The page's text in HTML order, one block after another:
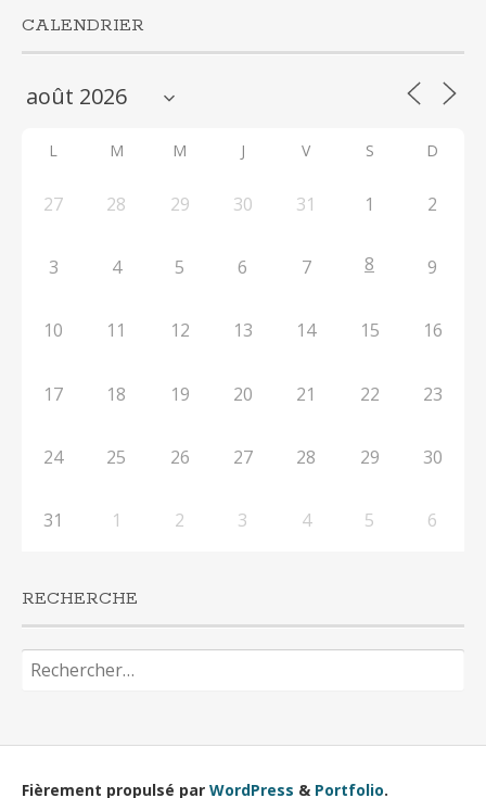
CALENDRIER
L M M J V S D
27 28 29 30 31 1 2
3 4 5 6 7 8 9
10 11 12 13 14 15 16
17 18 19 20 21 22 23
24 25 26 27 28 29 30
31 1 2 3 4 5 6
RECHERCHE
Fièrement propulsé par WordPress & Portfolio.